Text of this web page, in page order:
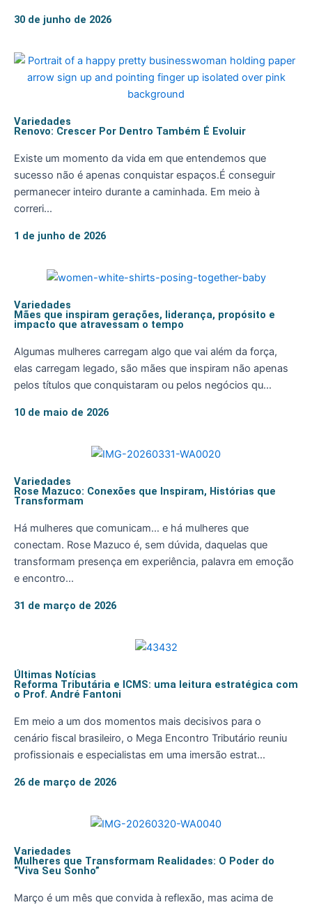
30 de junho de 2026
Variedades
Renovo: Crescer Por Dentro Também É Evoluir
Existe um momento da vida em que entendemos que
sucesso não é apenas conquistar espaços.É conseguir
permanecer inteiro durante a caminhada. Em meio à
correri...
1 de junho de 2026
Variedades
Mães que inspiram gerações, liderança, propósito e
impacto que atravessam o tempo
Algumas mulheres carregam algo que vai além da força,
elas carregam legado, são mães que inspiram não apenas
pelos títulos que conquistaram ou pelos negócios qu...
10 de maio de 2026
Variedades
Rose Mazuco: Conexões que Inspiram, Histórias que
Transformam
Há mulheres que comunicam… e há mulheres que
conectam. Rose Mazuco é, sem dúvida, daquelas que
transformam presença em experiência, palavra em emoção
e encontro...
31 de março de 2026
Últimas Notícias
Reforma Tributária e ICMS: uma leitura estratégica com
o Prof. André Fantoni
Em meio a um dos momentos mais decisivos para o
cenário fiscal brasileiro, o Mega Encontro Tributário reuniu
profissionais e especialistas em uma imersão estrat...
26 de março de 2026
Variedades
Mulheres que Transformam Realidades: O Poder do
“Viva Seu Sonho”
Março é um mês que convida à reflexão, mas acima de